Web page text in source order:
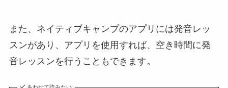
また、ネイティブキャンプのアプリには発音レッ
スンがあり、アプリを使用すれば、空き時間に発
音レッスンを行うこともできます。